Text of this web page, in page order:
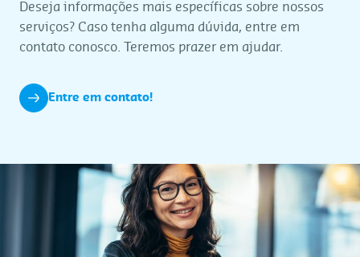
Deseja informações mais específicas sobre nossos
serviços? Caso tenha alguma dúvida, entre em
contato conosco. Teremos prazer em ajudar.
Entre em contato!